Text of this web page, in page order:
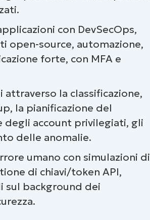
della sicurezza IT
con DevSecOps,
open-source, automazione,
forte, con MFA e
la classificazione,
la pianificazione del
degli account privilegiati, gli
delle anomalie.
umano con simulazioni di
di chiavi/token API,
sul background dei